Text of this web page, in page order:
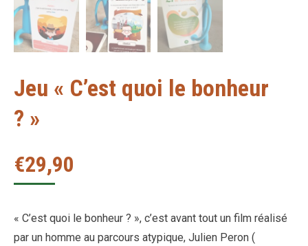
Jeu « C’est quoi le bonheur
? »
€29,90
« C’est quoi le bonheur ? », c’est avant tout un film réalisé
par un homme au parcours atypique, Julien Peron (